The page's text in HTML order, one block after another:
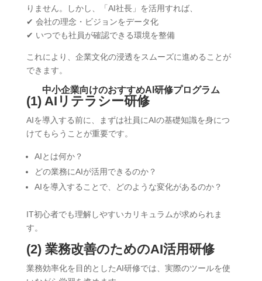
りません。しかし、「AI社長」を活用すれば、
✔ 会社の理念・ビジョンをデータ化
✔ いつでも社員が確認できる環境を整備
これにより、企業文化の浸透をスムーズに進めることが
できます。
中小企業向けのおすすめAI研修プログラム
(1) AIリテラシー研修
AIを導入する前に、まずは社員にAIの基礎知識を身につ
けてもらうことが重要です。
AIとは何か？
どの業務にAIが活用できるのか？
AIを導入することで、どのような変化があるのか？
IT初心者でも理解しやすいカリキュラムが求められま
す。
(2) 業務改善のためのAI活用研修
業務効率化を目的としたAI研修では、実際のツールを使